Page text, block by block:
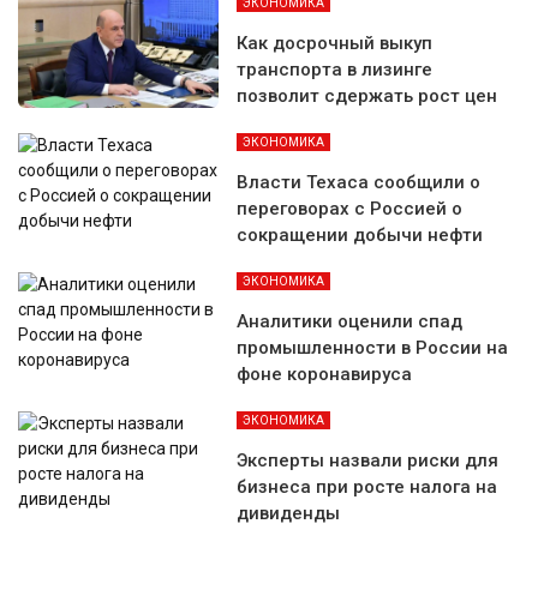
ЭКОНОМИКА
Как досрочный выкуп
транспорта в лизинге
позволит сдержать рост цен
ЭКОНОМИКА
Власти Техаса сообщили о
переговорах с Россией о
сокращении добычи нефти
ЭКОНОМИКА
Аналитики оценили спад
промышленности в России на
фоне коронавируса
ЭКОНОМИКА
Эксперты назвали риски для
бизнеса при росте налога на
дивиденды